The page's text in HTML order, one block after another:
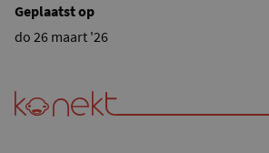
Geplaatst op
do 26 maart '26